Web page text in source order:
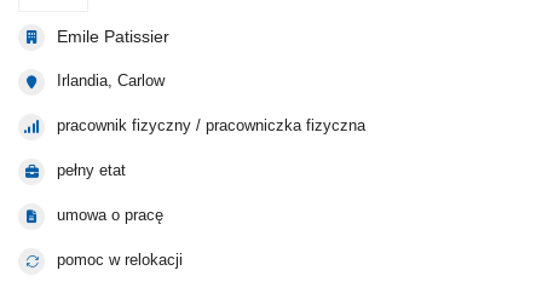
Emile Patissier
Irlandia, Carlow
pracownik fizyczny / pracowniczka fizyczna
pełny etat
umowa o pracę
pomoc w relokacji